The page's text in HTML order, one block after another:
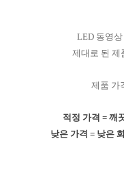
LED 동영
제대로 된 제
제품 가
적정 가격 = 깨
낮은 가격 = 낮은